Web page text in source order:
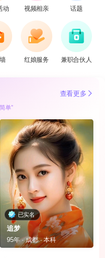
动 视频相亲 话题
红娘服务 兼职合伙人
查看更多
单”
已实名
追梦
95年 · 成都 · 本科